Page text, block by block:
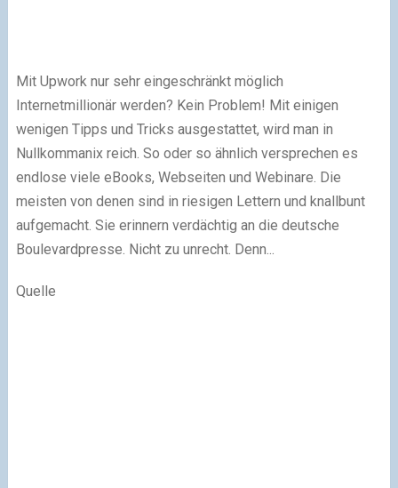
Mit Upwork nur sehr eingeschränkt möglich
Internetmillionär werden? Kein Problem! Mit einigen
wenigen Tipps und Tricks ausgestattet, wird man in
Nullkommanix reich. So oder so ähnlich versprechen es
endlose viele eBooks, Webseiten und Webinare. Die
meisten von denen sind in riesigen Lettern und knallbunt
aufgemacht. Sie erinnern verdächtig an die deutsche
Boulevardpresse. Nicht zu unrecht. Denn...
Quelle